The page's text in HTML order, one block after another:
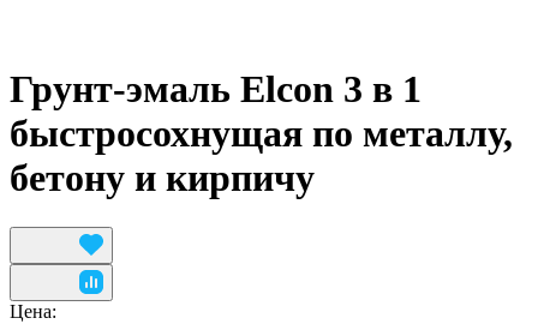
Грунт-эмаль Elcon 3 в 1
быстросохнущая по металлу,
бетону и кирпичу
Цена: